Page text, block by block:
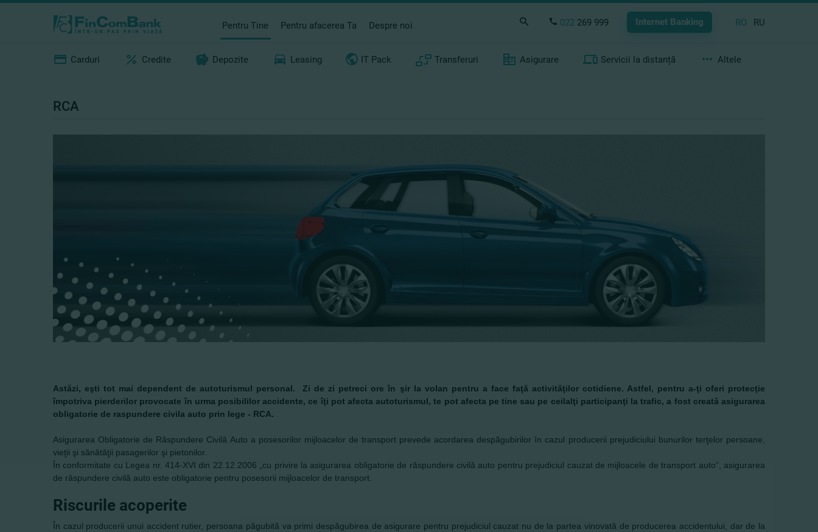
Pentru Tine Pentru afacerea Ta Despre noi 022 269 999 Internet Banking RO RU
Carduri Credite Depozite Leasing IT Pack Transferuri Asigurare Servicii la distanță Altele
RCA
Astăzi, eşti tot mai dependent de autoturismul personal. Zi de zi petreci ore în şir la volan pentru a face faţă activităţilor cotidiene. Astfel, pentru a-ţi oferi protecţie
împotriva pierderilor provocate în urma posibililor accidente, ce îţi pot afecta autoturismul, te pot afecta pe tine sau pe ceilalţi participanţi la trafic, a fost creată asigurarea
obligatorie de raspundere civila auto prin lege - RCA.
Asigurarea Obligatorie de Răspundere Civilă Auto a posesorilor mijloacelor de transport prevede acordarea despăgubirilor în cazul producerii prejudiciului bunurilor terţelor persoane,
vieţii şi sănătăţii pasagerilor şi pietonilor.
În conformitate cu Legea nr. 414-XVI din 22.12.2006 „cu privire la asigurarea obligatorie de răspundere civilă auto pentru prejudiciul cauzat de mijloacele de transport auto”, asigurarea
de răspundere civilă auto este obligatorie pentru posesorii mijloacelor de transport.
Riscurile acoperite
În cazul producerii unui accident rutier, persoana păgubită va primi despăgubirea de asigurare pentru prejudiciul cauzat nu de la partea vinovată de producerea accidentului, dar de la